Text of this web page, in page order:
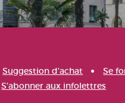
Suggestion d'achat
Se
S'abonner aux infolettres